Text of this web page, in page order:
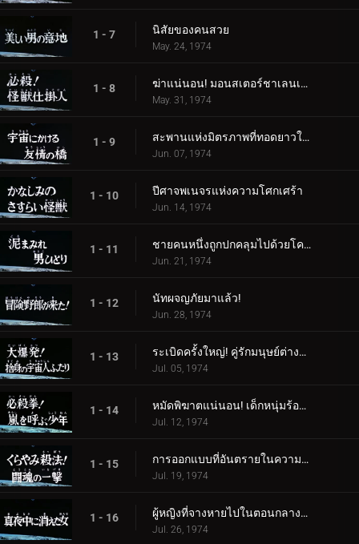
1 - 7 นิสัยของคนสวย
May. 24, 1974
1 - 8 ฆ่าแน่นอน! มอนสเตอร์ชาเลนเจอร์!
May. 31, 1974
1 - 9 สะพานแห่งมิตรภาพที่ทอดยาวในอวกาศ
Jun. 07, 1974
1 - 10 ปีศาจพเนจรแห่งความโศกเศร้า
Jun. 14, 1974
1 - 11 ชายคนหนึ่งถูกปกคลุมไปด้วยโคลน
Jun. 21, 1974
1 - 12 นัทผจญภัยมาแล้ว!
Jun. 28, 1974
1 - 13 ระเบิดครั้งใหญ่! คู่รักมนุษย์ต่างดาวผู้สิ้นหวัง
Jul. 05, 1974
1 - 14 หมัดพิฆาตแน่นอน! เด็กหนุ่มร้องเรียกเมื่อเกิดพายุ
Jul. 12, 1974
1 - 15 การออกแบบที่อันตรายในความมืด! โจมตีด้วยจิตวิญญาณแห่งการต่อสู้
Jul. 19, 1974
1 - 16 ผู้หญิงที่จางหายไปในตอนกลางคืน
Jul. 26, 1974